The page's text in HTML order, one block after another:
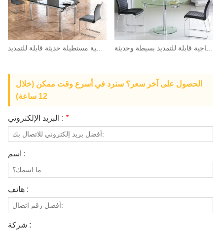
طاولة طعام زجاجية مستطيلة حديثة قابلة للتمديد طاولة مستديرة زجاجية قابلة للتمديد بسيطة وحديثة
الحصول على آخر سعر؟ سنرد في أسرع وقت ممكن (خلال
12 ساعة)
البريد الإلكتروني : *
اسم :
هاتف :
شركة :